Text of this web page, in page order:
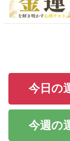
今日の
今週の